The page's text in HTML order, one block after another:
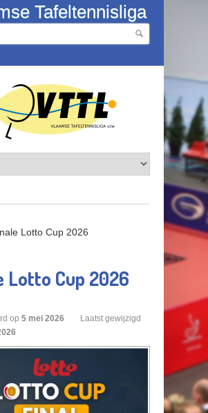
gaanTafeltennisliga
Lotto Cup 2026
Lotto Cup 2026
op 5 mei 2026
Laatst gewijzigd